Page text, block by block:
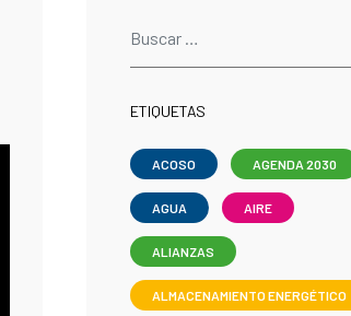
ETIQUETAS
ACOSO AGENDA 2030
AGUA AIRE
ALIANZAS
ALMACENAMIENTO ENERGÉTICO